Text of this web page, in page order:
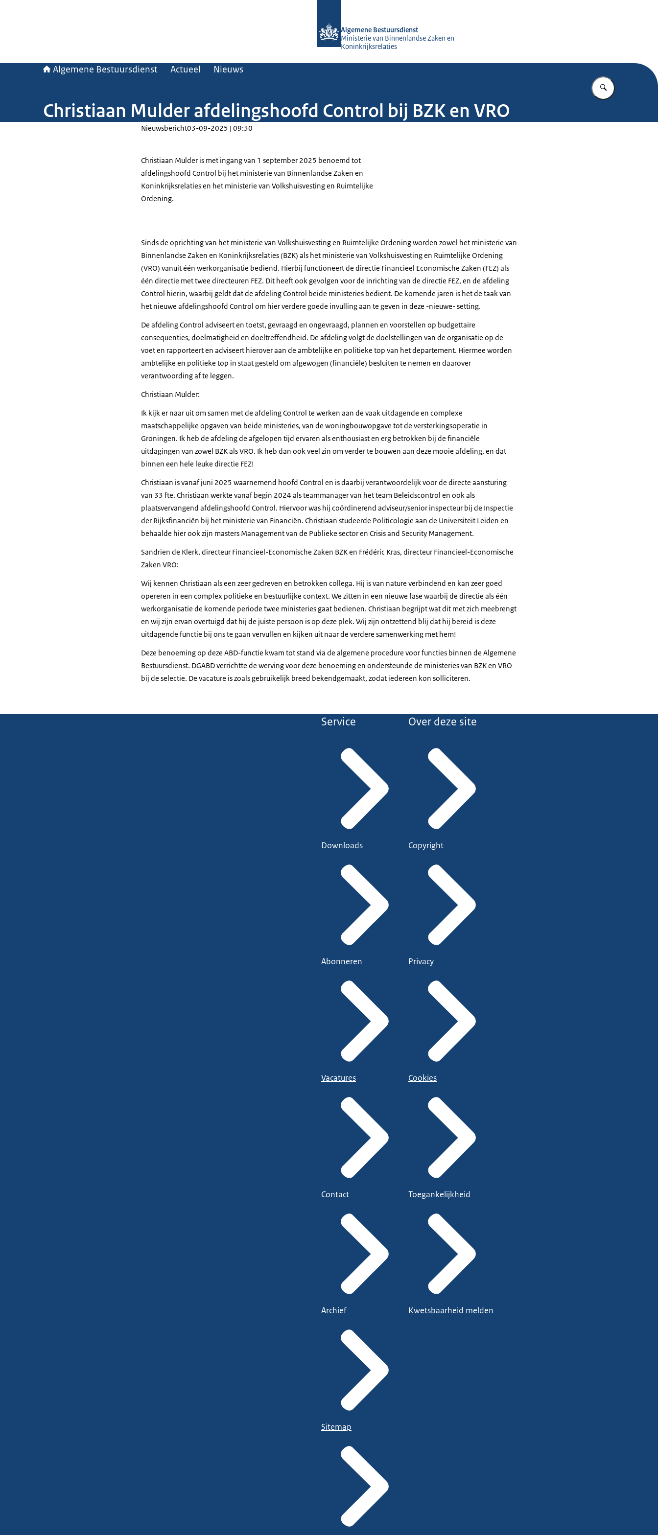
Algemene Bestuursdienst
Ministerie van Binnenlandse Zaken en
Koninkrijksrelaties
Algemene Bestuursdienst Actueel Nieuws
Vul in wat u
Christiaan Mulder afdelingshoofd Control bij BZK en VRO
Nieuwsbericht03-09-2025 | 09:30
Christiaan Mulder is met ingang van 1 september 2025 benoemd tot
afdelingshoofd Control bij het ministerie van Binnenlandse Zaken en
Koninkrijksrelaties en het ministerie van Volkshuisvesting en Ruimtelijke
Ordening.
Sinds de oprichting van het ministerie van Volkshuisvesting en Ruimtelijke Ordening worden zowel het ministerie van
Binnenlandse Zaken en Koninkrijksrelaties (BZK) als het ministerie van Volkshuisvesting en Ruimtelijke Ordening
(VRO) vanuit één werkorganisatie bediend. Hierbij functioneert de directie Financieel Economische Zaken (FEZ) als
één directie met twee directeuren FEZ. Dit heeft ook gevolgen voor de inrichting van de directie FEZ, en de afdeling
Control hierin, waarbij geldt dat de afdeling Control beide ministeries bedient. De komende jaren is het de taak van
het nieuwe afdelingshoofd Control om hier verdere goede invulling aan te geven in deze -nieuwe- setting.
De afdeling Control adviseert en toetst, gevraagd en ongevraagd, plannen en voorstellen op budgettaire
consequenties, doelmatigheid en doeltreffendheid. De afdeling volgt de doelstellingen van de organisatie op de
voet en rapporteert en adviseert hierover aan de ambtelijke en politieke top van het departement. Hiermee worden
ambtelijke en politieke top in staat gesteld om afgewogen (financiële) besluiten te nemen en daarover
verantwoording af te leggen.
Christiaan Mulder:
Ik kijk er naar uit om samen met de afdeling Control te werken aan de vaak uitdagende en complexe
maatschappelijke opgaven van beide ministeries, van de woningbouwopgave tot de versterkingsoperatie in
Groningen. Ik heb de afdeling de afgelopen tijd ervaren als enthousiast en erg betrokken bij de financiële
uitdagingen van zowel BZK als VRO. Ik heb dan ook veel zin om verder te bouwen aan deze mooie afdeling, en dat
binnen een hele leuke directie FEZ!
Christiaan is vanaf juni 2025 waarnemend hoofd Control en is daarbij verantwoordelijk voor de directe aansturing
van 33 fte. Christiaan werkte vanaf begin 2024 als teammanager van het team Beleidscontrol en ook als
plaatsvervangend afdelingshoofd Control. Hiervoor was hij coördinerend adviseur/senior inspecteur bij de Inspectie
der Rijksfinanciën bij het ministerie van Financiën. Christiaan studeerde Politicologie aan de Universiteit Leiden en
behaalde hier ook zijn masters Management van de Publieke sector en Crisis and Security Management.
Sandrien de Klerk, directeur Financieel-Economische Zaken BZK en Frédéric Kras, directeur Financieel-Economische
Zaken VRO:
Wij kennen Christiaan als een zeer gedreven en betrokken collega. Hij is van nature verbindend en kan zeer goed
opereren in een complex politieke en bestuurlijke context. We zitten in een nieuwe fase waarbij de directie als één
werkorganisatie de komende periode twee ministeries gaat bedienen. Christiaan begrijpt wat dit met zich meebrengt
en wij zijn ervan overtuigd dat hij de juiste persoon is op deze plek. Wij zijn ontzettend blij dat hij bereid is deze
uitdagende functie bij ons te gaan vervullen en kijken uit naar de verdere samenwerking met hem!
Deze benoeming op deze ABD-functie kwam tot stand via de algemene procedure voor functies binnen de Algemene
Bestuursdienst. DGABD verrichtte de werving voor deze benoeming en ondersteunde de ministeries van BZK en VRO
bij de selectie. De vacature is zoals gebruikelijk breed bekendgemaakt, zodat iedereen kon solliciteren.
Service
Downloads
Abonneren
Vacatures
Contact
Archief
Sitemap
Over deze site
Copyright
Privacy
Cookies
Toegankelijkheid
Kwetsbaarheid melden